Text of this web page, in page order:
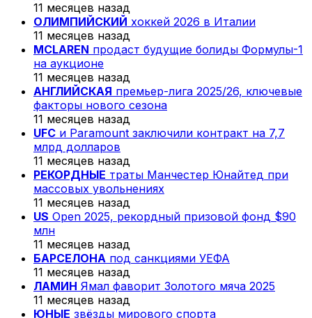
11 месяцев назад
ОЛИМПИЙСКИЙ хоккей 2026 в Италии
11 месяцев назад
MCLAREN продаст будущие болиды Формулы-1
на аукционе
11 месяцев назад
АНГЛИЙСКАЯ премьер-лига 2025/26, ключевые
факторы нового сезона
11 месяцев назад
UFC и Paramount заключили контракт на 7,7
млрд долларов
11 месяцев назад
РЕКОРДНЫЕ траты Манчестер Юнайтед при
массовых увольнениях
11 месяцев назад
US Open 2025, рекордный призовой фонд $90
млн
11 месяцев назад
БАРСЕЛОНА под санкциями УЕФА
11 месяцев назад
ЛАМИН Ямал фаворит Золотого мяча 2025
11 месяцев назад
ЮНЫЕ звёзды мирового спорта